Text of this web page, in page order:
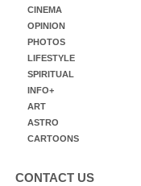
CINEMA
OPINION
PHOTOS
LIFESTYLE
SPIRITUAL
INFO+
ART
ASTRO
CARTOONS
CONTACT US